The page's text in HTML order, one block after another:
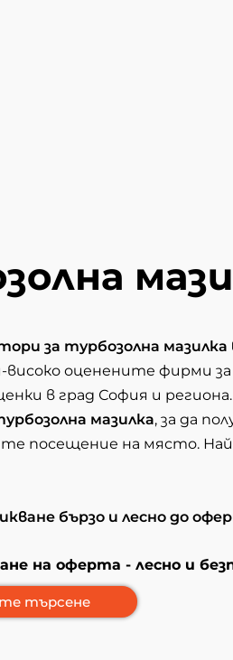
за турбозолна мазилка
оценените фирми за
в град София и региона.
мазилка, за да
посещение на място.
бързо и лесно до
на оферта - лесно и